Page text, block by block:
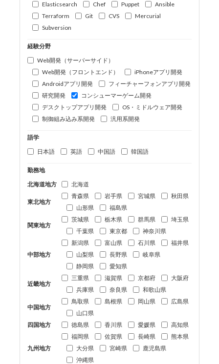
Elasticsearch
Chef Puppet
Ansible
Terraform
Git CVS
Mercurial
Subversion
経験分野
Web開発（サーバーサイド）
Web開発（フロントエンド）
iPhoneアプリ開発
Androidアプリ開発
フィーチャーフォンアプリ開発
研究開発
コンシューマーゲーム開発
デスクトップアプリ開発
OS・ミドルウェア開発
制御組み込み系開発
汎用系開発
語学
日本語
英語 中国語 韓国語
勤務地
北海道地方
北海道
東北地方
青森県 岩手県 宮城県
秋田県
山形県
福島県
関東地方
茨城県 栃木県 群馬県
埼玉県
千葉県
東京都 神奈川県
中部地方
新潟県 富山県 石川県
福井県
山梨県
長野県
岐阜県
静岡県
愛知県
近畿地方
三重県 滋賀県 京都府
大阪府
兵庫県
奈良県 和歌山県
中国地方
鳥取県 島根県 岡山県
広島県
山口県
四国地方
徳島県 香川県 愛媛県 高知県
九州地方
福岡県 佐賀県 長崎県
熊本県
大分県
宮崎県
鹿児島県
沖縄県